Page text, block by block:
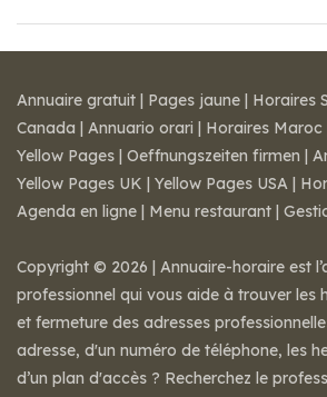
Annuaire gratuit | Pages jaune | Horaires
Canada | Annuario orari | Horaires Maroc
Yellow Pages | Oeffnungszeiten firmen |
Yellow Pages UK | Yellow Pages USA |
Agenda en ligne | Menu restaurant |
Copyright © 2026 | Annuaire-horaire est
professionnel qui vous aide à trouver les
et fermeture des adresses
adresse, d'un numéro de téléphone, les
d’un plan d'accès ? Recherchez le